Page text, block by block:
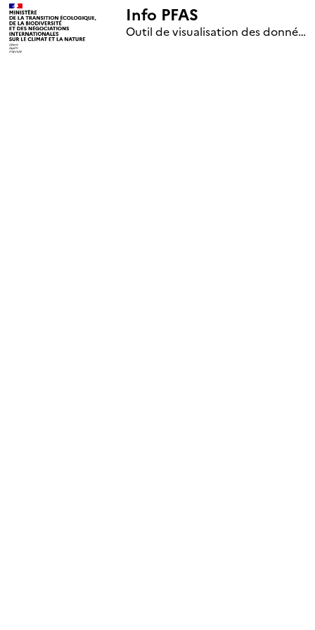
Info PFAS
Outil de visualisation des données nationales de surveillance des substances PFAS (mise à jour le 1er jour de chaque mois)
+
–